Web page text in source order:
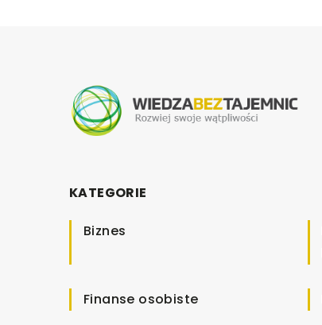
KATEGORIE
Biznes
Finanse osobiste